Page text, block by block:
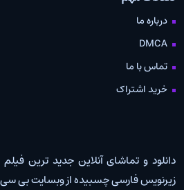
درباره ما
DMCA
تماس با ما
خرید اشتراک
دانلود و تماشای آنلاین جدید ترین
زیرنویس فارسی چسبیده از وبسایت بی